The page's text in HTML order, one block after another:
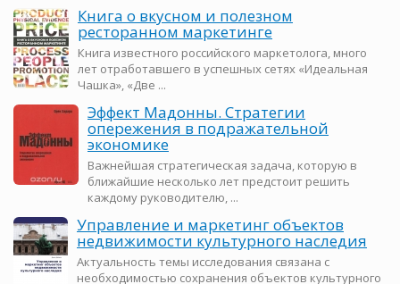
Книга о вкусном и полезном
ресторанном маркетинге
Книга известного российского маркетолога, много
лет отработавшего в успешных сетях «Идеальная
Чашка», «Две ...
Эффект Мадонны. Стратегии
опережения в подражательной
экономике
Важнейшая стратегическая задача, которую в
ближайшие несколько лет предстоит решить
каждому руководителю, ...
Управление и маркетинг объектов
недвижимости культурного наследия
Актуальность темы исследования связана с
необходимостью сохранения объектов культурного